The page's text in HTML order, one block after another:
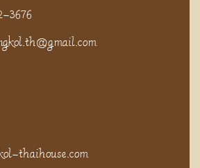
3676
thaihouse.com